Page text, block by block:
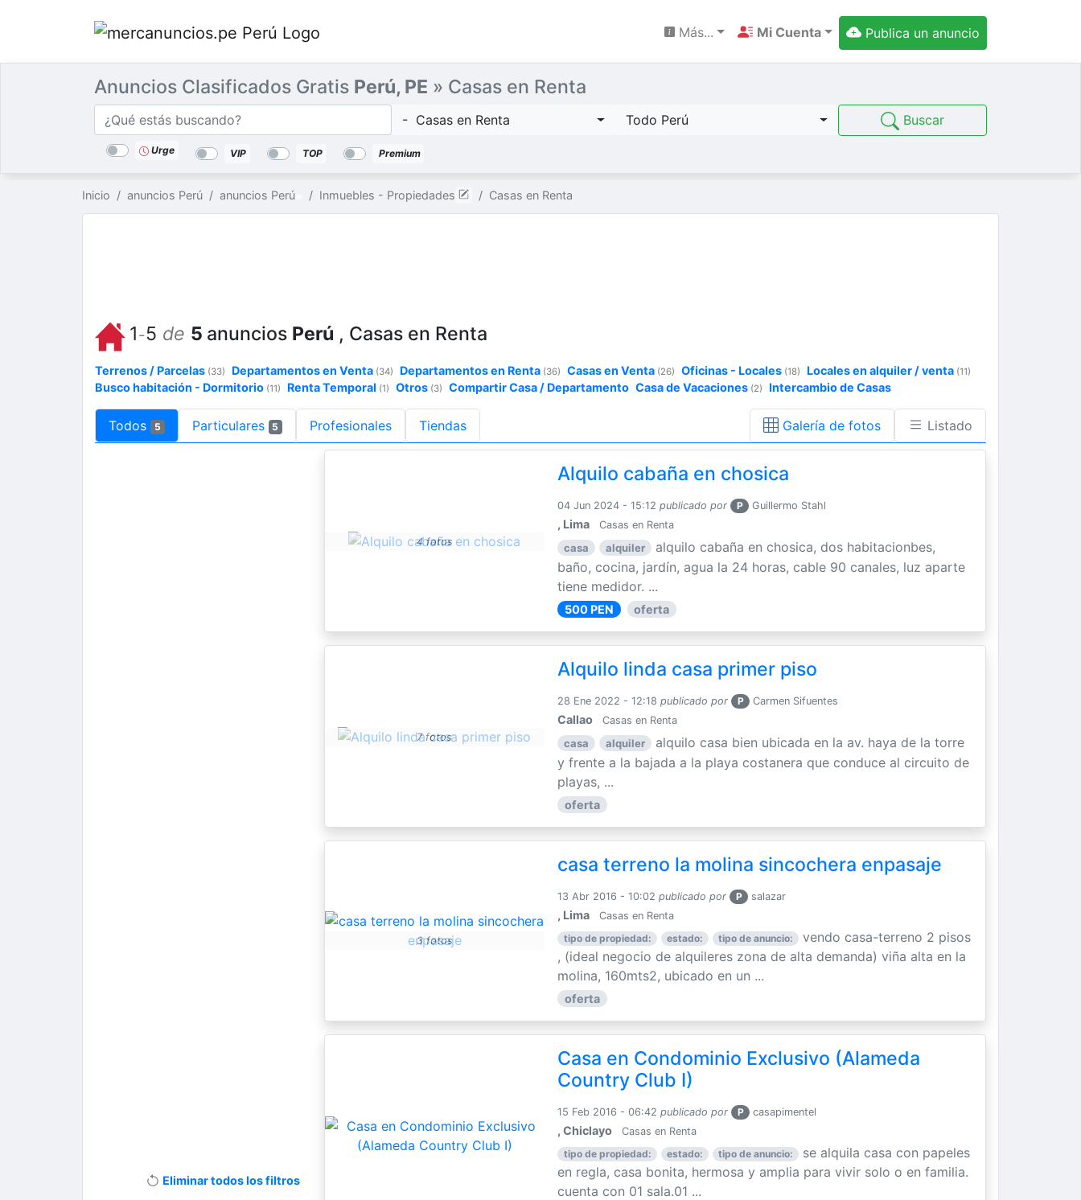
Más... Mi Cuenta Publica un anuncio
Anuncios Clasificados Gratis Perú, PE » Casas en Renta
Buscar
Categorías
- Casas en Renta
lugar
Todo Perú Buscar
Urge VIP TOP Premium
Inicio anuncios Perú anuncios Perú Inmuebles - Propiedades Casas en Renta
1-5 de 5 anuncios Perú , Casas en Renta
Terrenos / Parcelas (33) Departamentos en Venta (34) Departamentos en Renta (36) Casas en Venta (26) Oficinas - Locales (18) Locales en alquiler / venta (11)
Busco habitación - Dormitorio (11) Renta Temporal (1) Otros (3) Compartir Casa / Departamento Casa de Vacaciones (2) Intercambio de Casas
Todos 5 Particulares 5 Profesionales Tiendas Galería de fotos Listado
4 fotos
Alquilo cabaña en chosica
04 Jun 2024 - 15:12 publicado por P Guillermo Stahl
, Lima Casas en Renta
casa alquiler
alquilo cabaña en chosica, dos habitacionbes,
baño, cocina, jardín, agua la 24 horas, cable 90 canales, luz aparte
tiene medidor. ...
500 PEN oferta
7 fotos
Alquilo linda casa primer piso
28 Ene 2022 - 12:18 publicado por P Carmen Sifuentes
Callao Casas en Renta
casa alquiler
alquilo casa bien ubicada en la av. haya de la torre
y frente a la bajada a la playa costanera que conduce al circuito de
playas, ...
oferta
3 fotos
casa terreno la molina sincochera enpasaje
13 Abr 2016 - 10:02 publicado por P salazar
, Lima
Casas en Renta
tipo de propiedad:
estado: tipo de anuncio:
vendo casa-terreno 2 pisos
, (ideal negocio de alquileres zona de alta demanda) viña alta en la
molina, 160mts2, ubicado en un ...
oferta
Casa en Condominio Exclusivo (Alameda
Country Club I)
15 Feb 2016 - 06:42 publicado por P casapimentel
, Chiclayo
Casas en Renta
tipo de propiedad:
estado: tipo de anuncio:
se alquila casa con papeles
en regla, casa bonita, hermosa y amplia para vivir solo o en familia.
cuenta con 01 sala.01 ...
Eliminar todos los filtros